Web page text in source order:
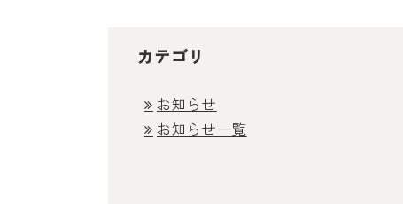
カテゴリ
お知らせ
お知らせ一覧